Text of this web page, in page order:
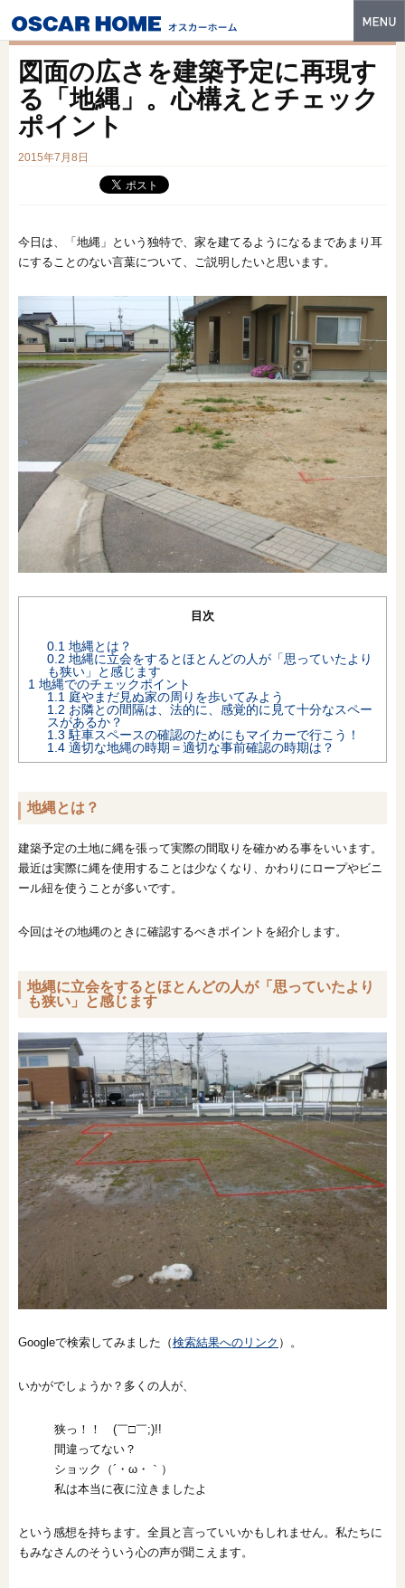
特長
建築実例
販売中の物件
スマートセレクト
土地情報
オンライン相談会
図面の広さを建築予定に再現す
る「地縄」。心構えとチェック
ポイント
2015年7月8日
今日は、「地縄」という独特で、家を建てるようになるまであまり耳
にすることのない言葉について、ご説明したいと思います。
目次
0.1 地縄とは？
0.2 地縄に立会をするとほとんどの人が「思っていたより
も狭い」と感じます
1 地縄でのチェックポイント
1.1 庭やまだ見ぬ家の周りを歩いてみよう
1.2 お隣との間隔は、法的に、感覚的に見て十分なスペー
スがあるか？
1.3 駐車スペースの確認のためにもマイカーで行こう！
1.4 適切な地縄の時期＝適切な事前確認の時期は？
地縄とは？
建築予定の土地に縄を張って実際の間取りを確かめる事をいいます。
最近は実際に縄を使用することは少なくなり、かわりにロープやビニ
ール紐を使うことが多いです。
今回はその地縄のときに確認するべきポイントを紹介します。
地縄に立会をするとほとんどの人が「思っていたより
も狭い」と感じます
Googleで検索してみました（検索結果へのリンク ）。
いかがでしょうか？多くの人が、
狭っ！！ (￣□￣;)!!
間違ってない？
ショック（´・ω・｀）
私は本当に夜に泣きましたよ
という感想を持ちます。全員と言っていいかもしれません。私たちに
もみなさんのそういう心の声が聞こえます。